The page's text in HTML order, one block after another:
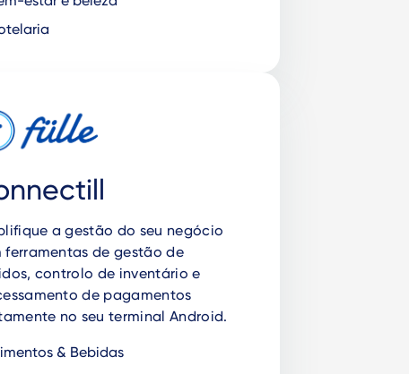
a gestão do seu negócio
ferramentas de gestão de
controlo de inventário e
de pagamentos
no seu terminal Android.
& Bebidas